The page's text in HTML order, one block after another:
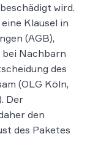
wird.
Klausel in
(AGB),
Nachbarn
des
(OLG Köln,
Der
den
des Paketes